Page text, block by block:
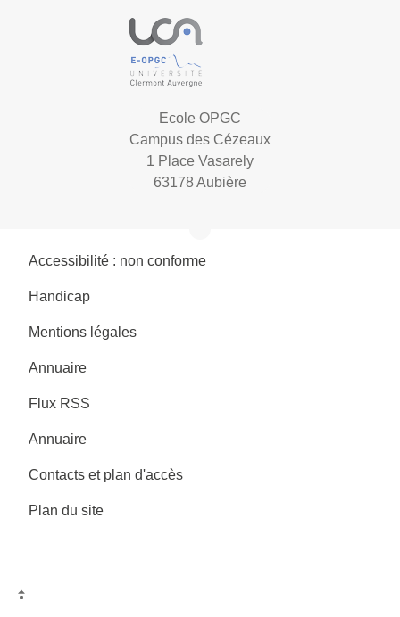
Ecole OPGC
Campus des Cézeaux
1 Place Vasarely
63178 Aubière
Accessibilité : non conforme
Handicap
Mentions légales
Annuaire
Flux RSS
Annuaire
Contacts et plan d'accès
Plan du site